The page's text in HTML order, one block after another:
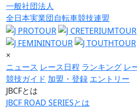
一般社団法人
全日本実業団自転車競技連盟
×
ニュース レース日程 ランキング レ
競技ガイド 加盟・登録 エントリー
JBCFとは
JBCF ROAD SERIESとは